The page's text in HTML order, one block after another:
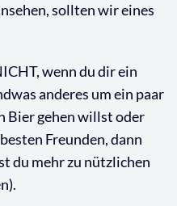
sollten wir eines
wenn du dir ein
anderes um ein paar
Bier gehen willst oder
Freunden, dann
du mehr zu nützlichen